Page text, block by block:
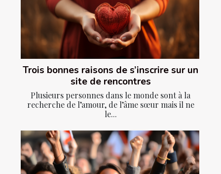
Trois bonnes raisons de s’inscrire sur un
site de rencontres
Plusieurs personnes dans le monde sont à la
recherche de l’amour, de l’âme sœur mais il ne
le...